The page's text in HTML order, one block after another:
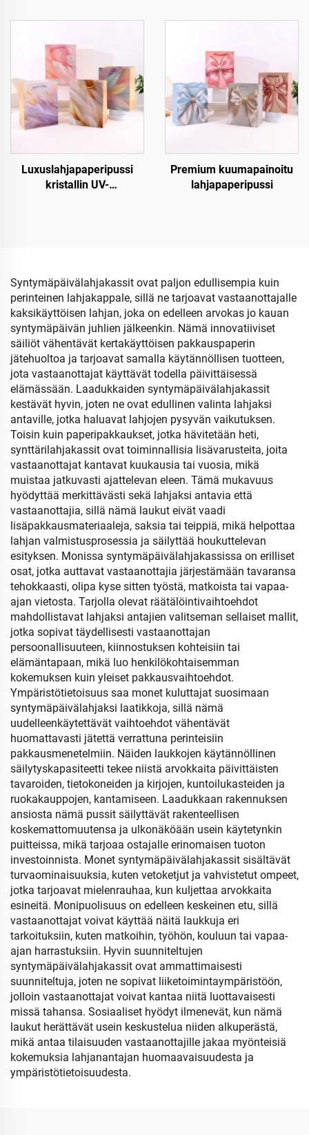
vähittäiskauppaan ja
Luxus, uudellen
mukautettavat
Luxuslahjapaperipussi
kristallin UV-
Premium kuumapainoitu
lahjapaperipussi
Syntymäpäivälahjakassit ovat paljon edullisempia kuin
perinteinen lahjakappale, sillä ne tarjoavat vastaanottajalle
kaksikäyttöisen lahjan, joka on edelleen arvokas jo kauan
syntymäpäivän juhlien jälkeenkin. Nämä innovatiiviset
säiliöt vähentävät kertakäyttöisen pakkauspaperin
jätehuoltoa ja tarjoavat samalla käytännöllisen tuotteen,
jota vastaanottajat käyttävät todella päivittäisessä
elämässään. Laadukkaiden syntymäpäivälahjakassit
kestävät hyvin, joten ne ovat edullinen valinta lahjaksi
antaville, jotka haluavat lahjojen pysyvän vaikutuksen.
Toisin kuin paperipakkaukset, jotka hävitetään heti,
synttärilahjakassit ovat toiminnallisia lisävarusteita, joita
vastaanottajat kantavat kuukausia tai vuosia, mikä
muistaa jatkuvasti ajattelevan eleen. Tämä mukavuus
hyödyttää merkittävästi sekä lahjaksi antavia että
vastaanottajia, sillä nämä laukut eivät vaadi
lisäpakkausmateriaaleja, saksia tai teippiä, mikä helpottaa
lahjan valmistusprosessia ja säilyttää houkuttelevan
esityksen. Monissa syntymäpäivälahjakassissa on erilliset
osat, jotka auttavat vastaanottajia järjestämään tavaransa
tehokkaasti, olipa kyse sitten työstä, matkoista tai vapaa-
ajan vietosta. Tarjolla olevat räätälöintivaihtoehdot
mahdollistavat lahjaksi antajien valitseman sellaiset mallit,
jotka sopivat täydellisesti vastaanottajan
persoonallisuuteen, kiinnostuksen kohteisiin tai
elämäntapaan, mikä luo henkilökohtaisemman
kokemuksen kuin yleiset pakkausvaihtoehdot.
Ympäristötietoisuus saa monet kuluttajat suosimaan
syntymäpäivälahjaksi laatikkoja, sillä nämä
uudelleenkäytettävät vaihtoehdot vähentävät
huomattavasti jätettä verrattuna perinteisiin
pakkausmenetelmiin. Näiden laukkojen käytännöllinen
säilytyskapasiteetti tekee niistä arvokkaita päivittäisten
tavaroiden, tietokoneiden ja kirjojen, kuntoilukasteiden ja
ruokakauppojen, kantamiseen. Laadukkaan rakennuksen
ansiosta nämä pussit säilyttävät rakenteellisen
koskemattomuutensa ja ulkonäköään usein käytetynkin
puitteissa, mikä tarjoaa ostajalle erinomaisen tuoton
investoinnista. Monet syntymäpäivälahjakassit sisältävät
turvaominaisuuksia, kuten vetoketjut ja vahvistetut ompeet,
jotka tarjoavat mielenrauhaa, kun kuljettaa arvokkaita
esineitä. Monipuolisuus on edelleen keskeinen etu, sillä
vastaanottajat voivat käyttää näitä laukkuja eri
tarkoituksiin, kuten matkoihin, työhön, kouluun tai vapaa-
ajan harrastuksiin. Hyvin suunniteltujen
syntymäpäivälahjakassit ovat ammattimaisesti
suunniteltuja, joten ne sopivat liiketoimintaympäristöön,
jolloin vastaanottajat voivat kantaa niitä luottavaisesti
missä tahansa. Sosiaaliset hyödyt ilmenevät, kun nämä
laukut herättävät usein keskustelua niiden alkuperästä,
mikä antaa tilaisuuden vastaanottajille jakaa myönteisiä
kokemuksia lahjanantajan huomaavaisuudesta ja
ympäristötietoisuudesta.